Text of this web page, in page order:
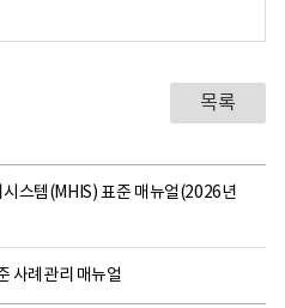
목록
스템(MHIS) 표준 매뉴얼(2026년
사례관리 매뉴얼